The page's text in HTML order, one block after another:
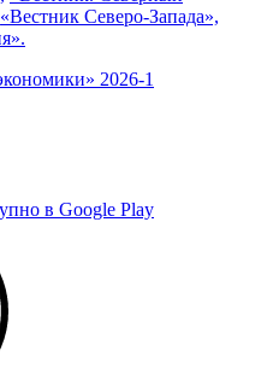
«Вестник Северо-Запада»,